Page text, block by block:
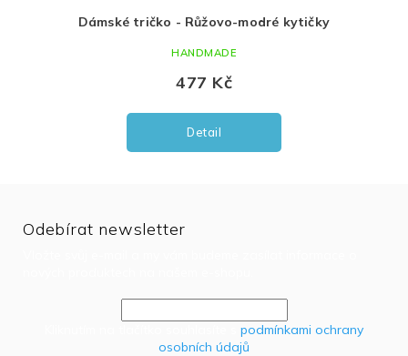
Dámské tričko - Růžovo-modré kytičky
477 Kč
Detail
HANDMADE
Odebírat newsletter
podmínkami ochrany
osobních údajů